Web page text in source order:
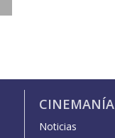
CINEMANÍA
Noticias